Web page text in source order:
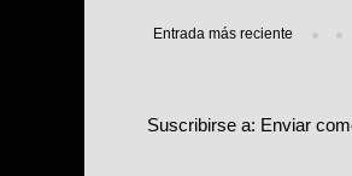
Entrada más reciente
Suscribirse a: Enviar